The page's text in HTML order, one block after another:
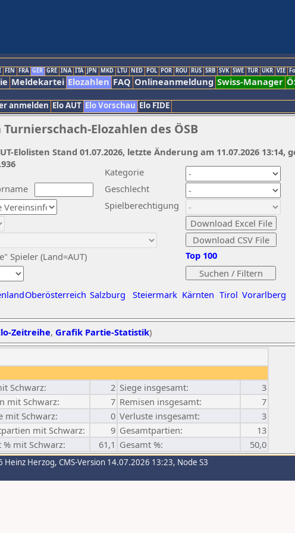
FIN FRA GER GRE INA ITA JPN MKD LTU NED POL POR ROU RUS SRB SVK SWE TUR UKR VIE
Meldekartei Elozahlen FAQ Onlineanmeldung Swiss-Manager
anmelden Elo AUT Elo Vorschau Elo FIDE
Elozahlen des ÖSB
Kategorie
Geschlecht
Spieler (Land=AUT)
Spielberechtigung
Oberösterreich Salzburg Steiermark Kärnten Tirol Vorarlberg
Top 100
Elolisten Stand 01.07.2026, letzte Änderung am 11.07.2026
Zeitreihe, Grafik Partie-Statistik)
Schwarz: 2 Siege insgesamt:
3
mit Schwarz: 7 Remisen insgesamt:
7
mit Schwarz: 0 Verluste insgesamt:
3
mit Schwarz: 9 Gesamtpartien:
13
% mit Schwarz: 61,1 Gesamt %: 50,0
Heinz Herzog, CMS-Version 14.07.2026 13:23, Node S3